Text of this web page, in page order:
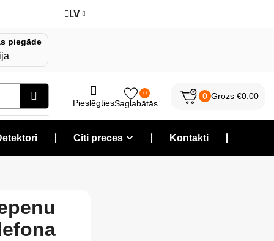
LV
piegāde
Pieslēgties
0
Saglabātās
0 Grozs €0.00
Citi preces Kontakti